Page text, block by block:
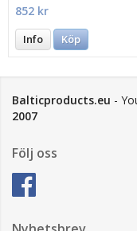
852 kr
Info Köp
Balticproducts.eu -
2007
Följ oss